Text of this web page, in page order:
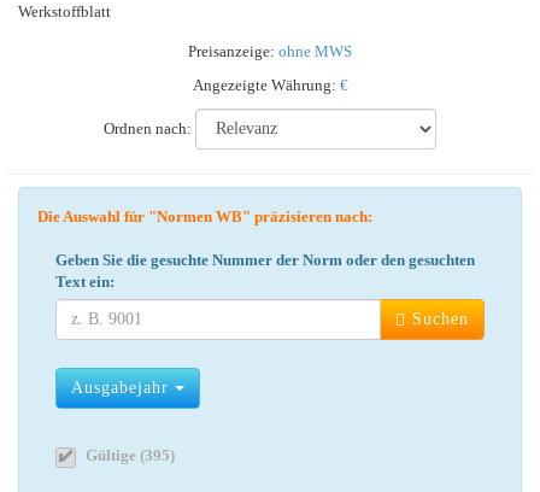
Werkstoffblatt
Preisanzeige: ohne MWS
Angezeigte Währung: €
Ordnen nach:
Die Auswahl für "Normen WB" präzisieren nach:
Geben Sie die gesuchte Nummer der Norm oder den gesuchten
Text ein:
Suchen
Ausgabejahr
Gültige (395)